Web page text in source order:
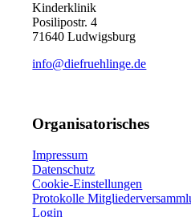
Kinderklinik
Posilipostr. 4
71640 Ludwigsburg
info@diefruehlinge.de
Organisatorisches
Impressum
Datenschutz
Cookie-Einstellungen
Protokolle
Login